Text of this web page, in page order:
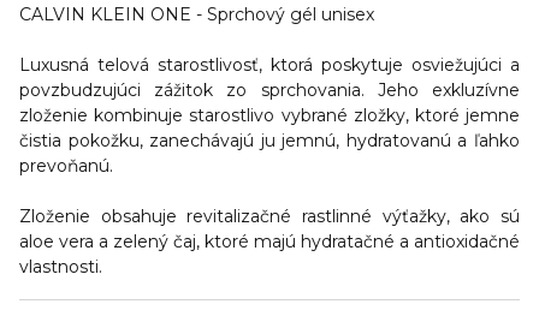
CALVIN KLEIN ONE - Sprchový gél unisex
Luxusná telová starostlivosť, ktorá poskytuje osviežujúci a
povzbudzujúci zážitok zo sprchovania. Jeho exkluzívne
zloženie kombinuje starostlivo vybrané zložky, ktoré jemne
čistia pokožku, zanechávajú ju jemnú, hydratovanú a ľahko
prevoňanú.
Zloženie obsahuje revitalizačné rastlinné výťažky, ako sú
aloe vera a zelený čaj, ktoré majú hydratačné a antioxidačné
vlastnosti.